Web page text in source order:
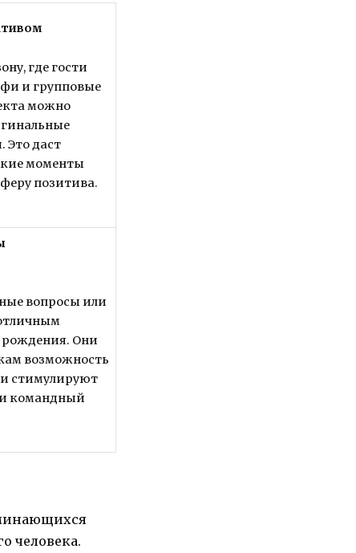
где гости
и групповые
можно
Это даст
моменты
позитива.
вопросы или
рождения. Они
возможность
стимулируют
командный
человека.